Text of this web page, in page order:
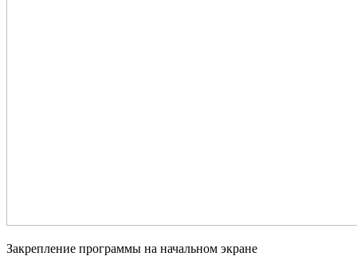
Закрепление программы на начальном экране